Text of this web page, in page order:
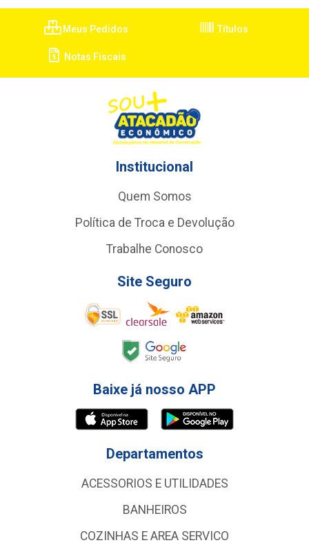
Meus Pedidos Títulos
Notas Fiscais
Institucional
Quem Somos
Política de Troca e Devolução
Trabalhe Conosco
Site Seguro
Baixe já nosso APP
Departamentos
ACESSORIOS E UTILIDADES
BANHEIROS
COZINHAS E AREA SERVICO